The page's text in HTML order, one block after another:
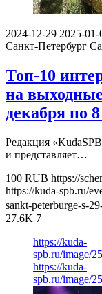
2024-12-29 2025-01-
Санкт-Петербург
Топ-10
на
декабря по
Редакция
и представляет…
100 RUB https://
https://kuda-spb.ru/
sankt-peterburge-s-
27.6K 7
https://kuda-
spb.ru/image/
https://kuda-
spb.ru/image/